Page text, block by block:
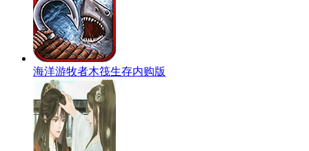
海洋游牧者木筏生存内购版